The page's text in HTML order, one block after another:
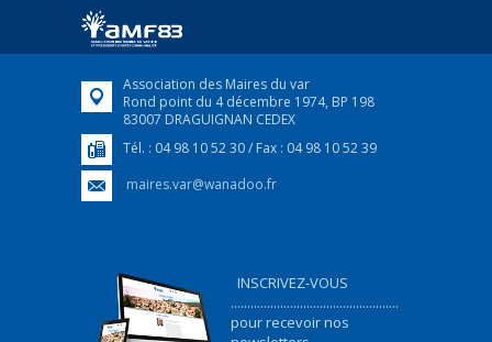
FEUILLETER
Association des Maires du var
Rond point du 4 décembre 1974, BP 198
83007 DRAGUIGNAN CEDEX
Tél. : 04 98 10 52 30 / Fax : 04 98 10 52 39
maires.var@wanadoo.fr
INSCRIVEZ-VOUS
...................................................
pour recevoir nos